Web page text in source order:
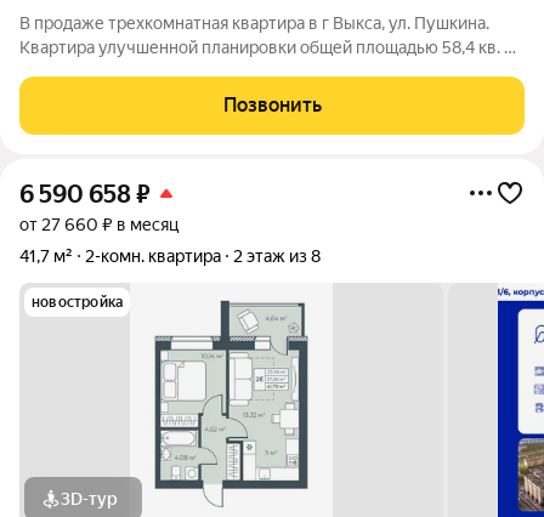
В продаже трехкомнатная квартира в г Выкса, ул. Пушкина.
Квартира улучшенной планировки общей площадью 58,4 кв. м.
Просторная кухня около 9 кв. м. позволяет разместить
полноценную обеденную группу.
Позвонить
6 590 658₽
от 27 660 ₽ в месяц
41,7 м²
2-комн. квартира 2 этаж из 8
новостройка
3D-тур